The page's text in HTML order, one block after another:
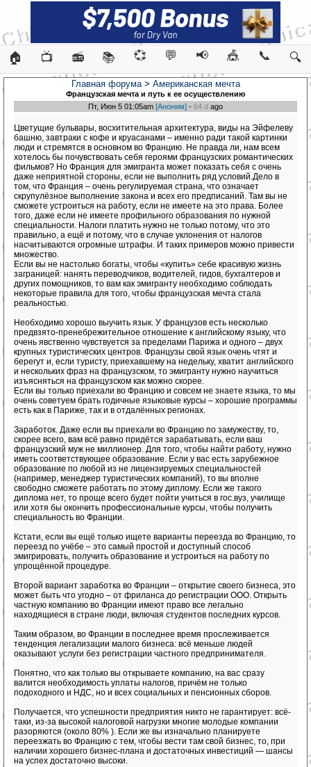
🏠 📺 📻 📚 💞 💬 📢 🎪 📞 🔍
Главная форума> Американская мечта
Французская мечта и путь к ее осуществлению
Пт, Июн 5 01:05am [Аноним] - 64 d ago
Цветущие бульвары, восхитительная архитектура, виды на Эйфелеву
башню, завтраки с кофе и круасанами – именно ради такой картинки
люди и стремятся в основном во Францию. Не правда ли, нам всем
хотелось бы почувствовать себя героями французских романтических
фильмов? Но Франция для эмигранта может показать себя с очень
даже неприятной стороны, если не выполнить ряд условий.Дело в
том, что Франция – очень регулируемая страна, что означает
скрупулёзное выполнение закона и всех его предписаний. Там вы не
сможете устроиться на работу, если не имеете на это права. Более
того, даже если не имеете профильного образования по нужной
специальности. Налоги платить нужно не только потому, что это
правильно, а ещё и потому, что в случае уклонения от налогов
насчитываются огромные штрафы. И таких примеров можно привести
множество.
Если вы не настолько богаты, чтобы «купить» себе красивую жизнь
заграницей: нанять переводчиков, водителей, гидов, бухгалтеров и
других помощников, то вам как эмигранту необходимо соблюдать
некоторые правила для того, чтобы французская мечта стала
реальностью.
Необходимо хорошо выучить язык. У французов есть несколько
предвзято-пренебрежительное отношение к английскому языку, что
очень явственно чувствуется за пределами Парижа и одного – двух
крупных туристических центров. Французы свой язык очень чтят и
берегут и, если туристу, приехавшему на недельку, хватит английского
и нескольких фраз на французском, то эмигранту нужно научиться
изъясняться на французском как можно скорее.
Если вы только приехали во Францию и совсем не знаете языка, то мы
очень советуем брать годичные языковые курсы – хорошие программы
есть как в Париже, так и в отдалённых регионах.
Заработок. Даже если вы приехали во Францию по замужеству, то,
скорее всего, вам всё равно придётся зарабатывать, если ваш
французский муж не миллионер. Для того, чтобы найти работу, нужно
иметь соответствующее образование. Если у вас есть зарубежное
образование по любой из не лицензируемых специальностей
(например, менеджер туристических компаний), то вы вполне
свободно сможете работать по этому диплому. Если же такого
диплома нет, то проще всего будет пойти учиться в гос.вуз, училище
или хотя бы окончить профессиональные курсы, чтобы получить
специальность во Франции.
Кстати, если вы ещё только ищете варианты переезда во Францию, то
переезд по учёбе – это самый простой и доступный способ
эмигрировать, получить образование и устроиться на работу по
упрощённой процедуре.
Второй вариант заработка во Франции – открытие своего бизнеса, это
может быть что угодно – от фриланса до регистрации ООО. Открыть
частную компанию во Франции имеют право все легально
находящиеся в стране люди, включая студентов последних курсов.
Таким образом, во Франции в последнее время прослеживается
тенденция легализации малого бизнеса: всё меньше людей
оказывают услуги без регистрации частного предпринимателя.
Понятно, что как только вы открываете компанию, на вас сразу
валится необходимость уплаты налогов, причём не только
подоходного и НДС, но и всех социальных и пенсионных сборов.
Получается, что успешности предприятия никто не гарантирует: всё-
таки, из-за высокой налоговой нагрузки многие молодые компании
разоряются (около 80% ). Если же вы изначально планируете
переезжать во Францию с тем, чтобы вести там свой бизнес, то, при
наличии хорошего бизнес-плана и достаточных инвестиций — шансы
на успех достаточно высоки.